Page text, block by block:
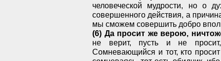
человеческой мудрости, но о
совершенного действия, а
мы сможем совершить добро
(6) Да просит же верою,
не верит, пусть и не
Сомневающийся и тот, кто